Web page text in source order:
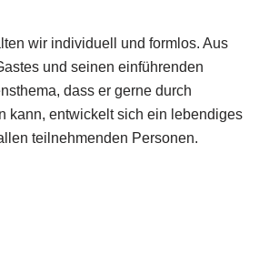
wir individuell und formlos. Aus
und seinen einführenden
dass er gerne durch
kann, entwickelt sich ein lebendiges
teilnehmenden Personen.